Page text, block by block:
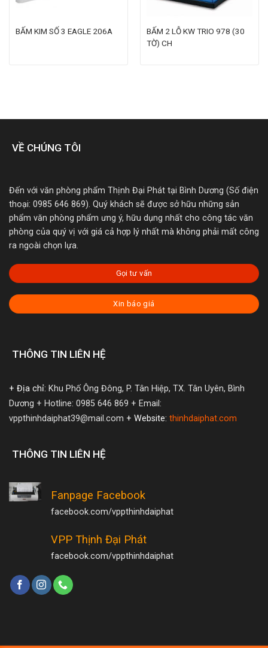
BẤM KIM SỐ 3 EAGLE 206A
BẤM 2 LỖ KW TRIO 978 (30
TỜ) CH
VỀ CHÚNG TÔI
Đến với văn phòng phẩm Thịnh Đại Phát tại Bình Dương (Số điện
thoại: 0985 646 869). Quý khách sẽ được sở hữu những sản
phẩm văn phòng phẩm ưng ý, hữu dụng nhất cho công tác văn
phòng của quý vị với giá cả hợp lý nhất mà không phải mất công
ra ngoài chọn lựa.
Gọi tư vấn
Xin báo giá
THÔNG TIN LIÊN HỆ
+ Địa chỉ: Khu Phố Ông Đông, P. Tân Hiệp, TX. Tân Uyên, Bình
Dương + Hotline: 0985 646 869 + Email:
vppthinhdaiphat39@mail.com + Website: thinhdaiphat.com
THÔNG TIN LIÊN HỆ
Fanpage Facebook
facebook.com/vppthinhdaiphat
VPP Thịnh Đại Phát
facebook.com/vppthinhdaiphat